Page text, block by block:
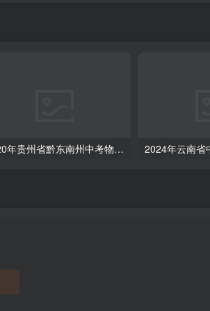
2020年贵州省黔东南州中考物理试题（初中毕业升学统一考试）（空白卷）